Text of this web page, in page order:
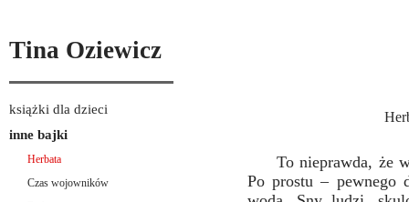
Tina Oziewicz
książki dla dzieci
inne bajki
Herbata
Czas wojowników
To nieprawda, że
Po prostu – pewnego